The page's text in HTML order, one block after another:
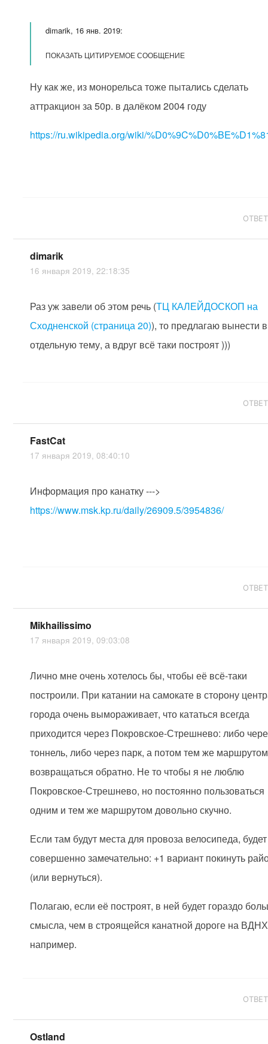
dimarik, 16 янв. 2019:
ПОКАЗАТЬ ЦИТИРУЕМОЕ СООБЩЕНИЕ
Ну как же, из монорельса тоже пытались сделать
аттракцион за 50р. в далёком 2004 году
https://ru.wikipedia.org/wiki/
dimarik
16 января 2019, 22:18:35
Раз уж завели об этом речь (ТЦ КАЛЕЙДОСКОП на
Сходненской (страница 20)), то предлагаю вынести в
отдельную тему, а вдруг всё таки построят )))
FastCat
17 января 2019, 08:40:10
Информация про канатку --->
https://www.msk.kp.ru/daily/26909.5/3954836/
Mikhailissimo
17 января 2019, 09:03:08
Лично мне очень хотелось бы, чтобы её всё-таки
построили. При катании на самокате в сторону
города очень вымораживает, что кататься всегда
приходится через Покровское-Стрешнево: либо
тоннель, либо через парк, а потом тем же маршрутом
возвращаться обратно. Не то чтобы я не люблю
Покровское-Стрешнево, но постоянно пользоваться
одним и тем же маршрутом довольно скучно.
Если там будут места для провоза велосипеда, будет
совершенно замечательно: +1 вариант покинуть
(или вернуться).
Полагаю, если её построят, в ней будет гораздо
смысла, чем в строящейся канатной дороге на
например.
Ostland